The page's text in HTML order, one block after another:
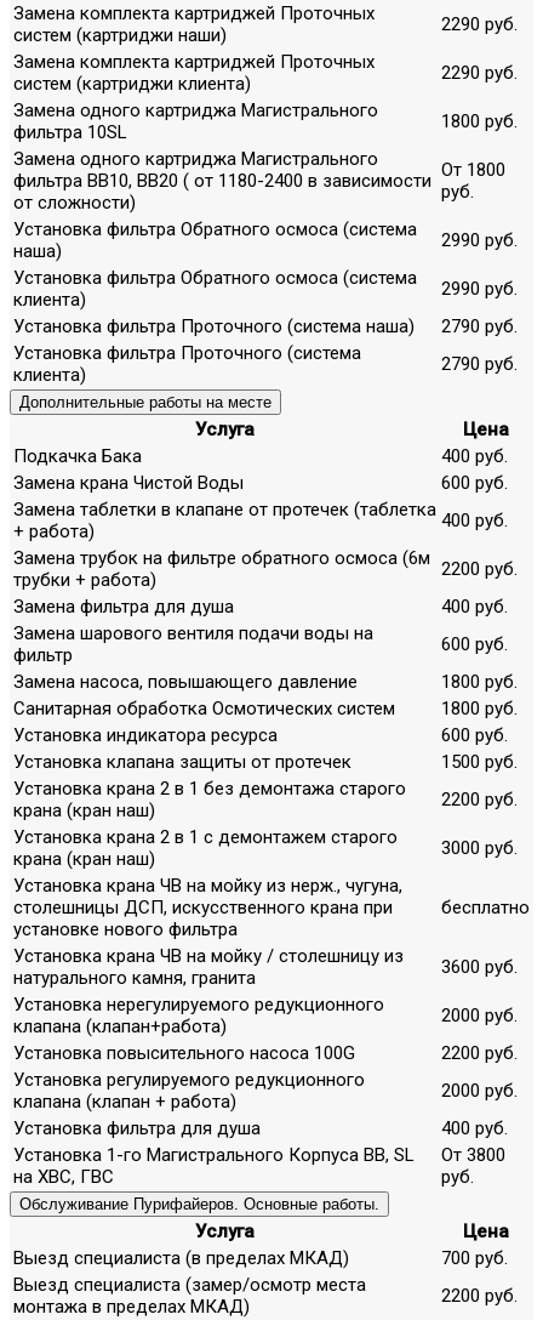
Замена комплекта картриджей Проточных
систем (картриджи наши)
2290 руб.
Замена комплекта картриджей Проточных
систем (картриджи клиента)
2290 руб.
Замена одного картриджа Магистрального
фильтра 10SL
1800 руб.
Замена одного картриджа Магистрального
фильтра ВВ10, ВВ20 ( от 1180-2400 в зависимости
от сложности)
От 1800
руб.
Установка фильтра Обратного осмоса (система
наша)
2990 руб.
Установка фильтра Обратного осмоса (система
клиента)
2990 руб.
Установка фильтра Проточного (система наша)
2790 руб.
Установка фильтра Проточного (система
клиента)
2790 руб.
Дополнительные работы на месте
Услуга
Цена
Подкачка Бака
400 руб.
Замена крана Чистой Воды
600 руб.
Замена таблетки в клапане от протечек (таблетка
+ работа)
400 руб.
Замена трубок на фильтре обратного осмоса (6м
трубки + работа)
2200 руб.
Замена фильтра для душа
400 руб.
Замена шарового вентиля подачи воды на
фильтр
600 руб.
Замена насоса, повышающего давление
1800 руб.
Санитарная обработка Осмотических систем
1800 руб.
Установка индикатора ресурса
600 руб.
Установка клапана защиты от протечек
1500 руб.
Установка крана 2 в 1 без демонтажа старого
крана (кран наш)
2200 руб.
Установка крана 2 в 1 с демонтажем старого
крана (кран наш)
3000 руб.
Установка крана ЧВ на мойку из нерж., чугуна,
столешницы ДСП, искусственного крана при
установке нового фильтра
бесплатно
Установка крана ЧВ на мойку / столешницу из
натурального камня, гранита
3600 руб.
Установка нерегулируемого редукционного
клапана (клапан+работа)
2000 руб.
Установка повысительного насоса 100G
2200 руб.
Установка регулируемого редукционного
клапана (клапан + работа)
2000 руб.
Установка фильтра для душа
400 руб.
Установка 1-го Магистрального Корпуса ВВ, SL
на ХВС, ГВС
От 3800
руб.
Обслуживание Пурифайеров. Основные работы.
Услуга
Цена
Выезд специалиста (в пределах МКАД)
700 руб.
Выезд специалиста (замер/осмотр места
монтажа в пределах МКАД)
2200 руб.